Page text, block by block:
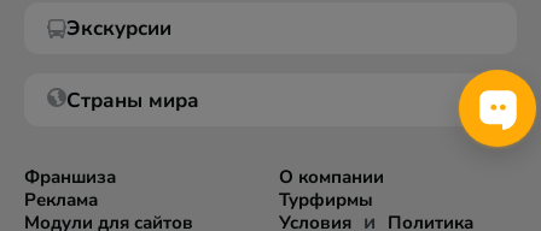
Экскурсии
Страны мира
Франшиза
Реклама
Модули для сайтов
О компании
Турфирмы
Условияи Политика